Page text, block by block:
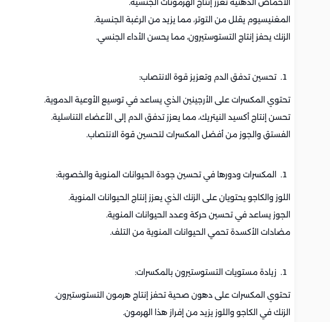
الأحماض الدهنية تعزز إنتاج الهرمونات الجنسية.
المغنيسيوم يقلل من التوتر، مما يزيد من الرغبة الجنسية.
الزنك يحفز إنتاج التستوستيرون، مما يحسن الأداء الجنسي.
تحسين تدفق الدم وتعزيز قوة الانتصاب:
تحتوي المكسرات على الأرجينين الذي يساعد في توسيع الأوعية الدموية.
تحسن إنتاج أكسيد النيتريك، مما يعزز تدفق الدم إلى الأعضاء التناسلية.
الفستق والجوز من أفضل المكسرات لتحسين قوة الانتصاب.
المكسرات ودورها في تحسين جودة الحيوانات المنوية والخصوبة:
اللوز والكاجو يحتويان على الزنك الذي يعزز إنتاج الحيوانات المنوية.
الجوز يساعد في تحسين حركة وعدد الحيوانات المنوية.
مضادات الأكسدة تحمي الحيوانات المنوية من التلف.
زيادة مستويات التستوستيرون بالمكسرات:
تحتوي المكسرات على دهون صحية تحفز إنتاج هرمون التستوستيرون.
الزنك في الكاجو واللوز يزيد من إفراز هذا الهرمون.